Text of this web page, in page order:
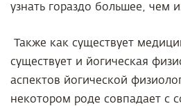
узнать гораздо большеe, чем
Также как существует
существует и йогическая
аспектов йогической
некотором роде совпадает с